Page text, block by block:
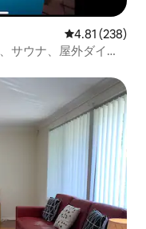
レビュー238
4.81 (238)
サウナ、屋外ダイニ